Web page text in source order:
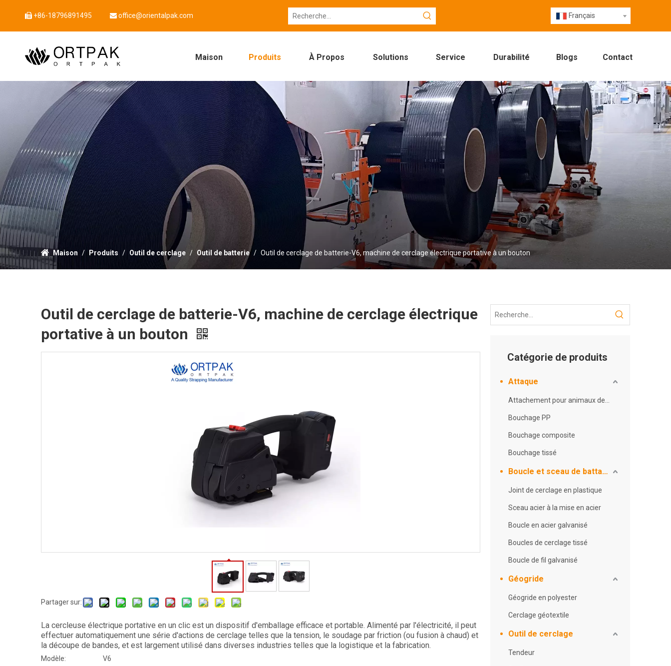
 +86-18796891495  office@orientalpak.com Français
Maison Produits À Propos Solutions Service Durabilité Blogs Contact
Maison / Produits / Outil de cerclage / Outil de batterie / Outil de cerclage de batterie-V6, machine de cerclage électrique portative à un bouton
Outil de cerclage de batterie-V6, machine de cerclage électrique
portative à un bouton
Partager sur:
La cercleuse électrique portative en un clic est un dispositif d'emballage efficace et portable. Alimenté par l'électricité, il peut
effectuer automatiquement une série d'actions de cerclage telles que la tension, le soudage par friction (ou fusion à chaud) et
la découpe de bandes, et est largement utilisé dans diverses industries telles que la logistique et la fabrication.
Modèle:
V6
Catégorie de produits
Attaque
Bouchage PP
Bouchage composite
Bouchage tissé
Boucle et sceau de battage
Joint de cerclage en plastique
Sceau acier à la mise en acier
Boucle en acier galvanisé
Boucles de cerclage tissé
Boucle de fil galvanisé
Géogride
Géogride en polyester
Cerclage géotextile
Outil de cerclage
Tendeur